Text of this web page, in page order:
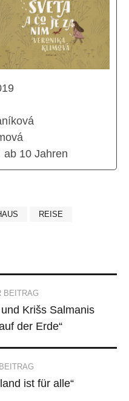
ab 10 Jahren
REISE
BEITRAG
Krišs Salmanis
der Erde“
ist für alle“